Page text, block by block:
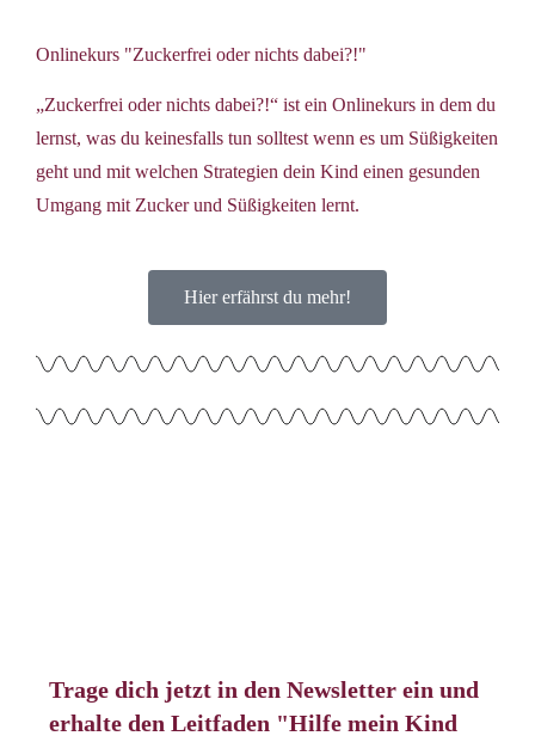
Onlinekurs "Zuckerfrei oder nichts dabei?!"
„Zuckerfrei oder nichts dabei?!“ ist ein Onlinekurs in dem du
lernst, was du keinesfalls tun solltest wenn es um Süßigkeiten
geht und mit welchen Strategien dein Kind einen gesunden
Umgang mit Zucker und Süßigkeiten lernt.
Hier erfährst du mehr!
Trage dich jetzt in den Newsletter ein und
erhalte den Leitfaden "Hilfe mein Kind